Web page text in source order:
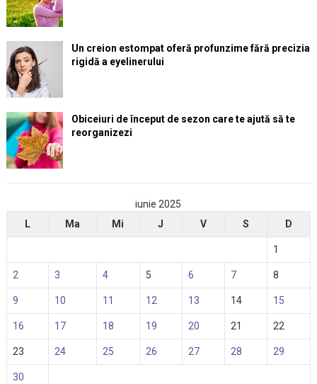
Un creion estompat oferă profunzime fără precizia
rigidă a eyelinerului
Obiceiuri de început de sezon care te ajută să te
reorganizezi
iunie 2025
L
Ma Mi J V S D
1
2 3 4 5 6 7 8
9 10 11 12 13 14 15
16 17 18 19 20 21 22
23 24 25 26 27 28 29
30